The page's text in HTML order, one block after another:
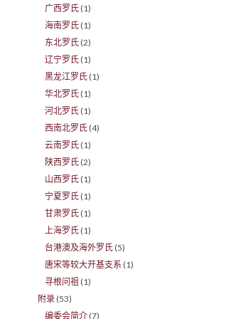
广西罗氏 (1)
海南罗氏 (1)
东北罗氏 (2)
辽宁罗氏 (1)
黑龙江罗氏 (1)
华北罗氏 (1)
河北罗氏 (1)
西南北罗氏 (4)
云南罗氏 (1)
陕西罗氏 (2)
山西罗氏 (1)
宁夏罗氏 (1)
甘肃罗氏 (1)
上海罗氏 (1)
台港澳及海外罗氏 (5)
唐宋等较大开基支系 (1)
寻根问祖 (1)
附录 (53)
编委会简介 (7)